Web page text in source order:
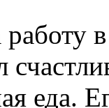
еда.